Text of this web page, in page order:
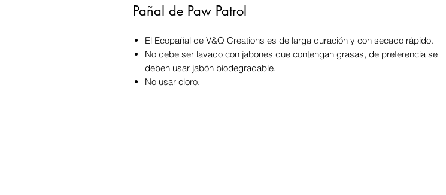
Pañal de Paw Patrol
El Ecopañal de V&Q Creations es de larga duración y con secado rápido.
No debe ser lavado con jabones que contengan grasas, de preferencia se
deben usar jabón biodegradable.
No usar cloro.